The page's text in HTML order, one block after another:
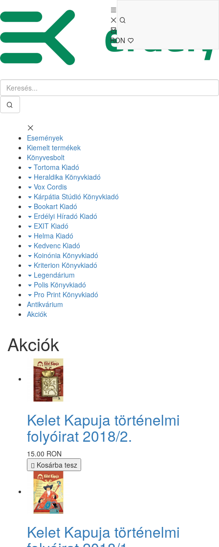
RON
Események
Kiemelt termékek
Könyvesbolt
Tortoma Kiadó
Heraldika Könyvkiadó
Vox Cordis
Kárpátia Stúdió Könyvkiadó
Bookart Kiadó
Erdélyi Híradó Kiadó
EXIT Kiadó
Helma Kiadó
Kedvenc Kiadó
Koinónia Könyvkiadó
Kriterion Könyvkiadó
Legendárium
Polis Könyvkiadó
Pro Print Könyvkiadó
Antikvárium
Akciók
Akciók
Kelet Kapuja történelmi
folyóirat 2018/2.
15.00 RON
Kosárba tesz
Kelet Kapuja történelmi